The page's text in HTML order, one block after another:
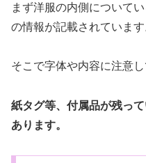
まず洋服の内側について
の情報が記載されています
そこで字体や内容に注意
紙タグ等、付属品が残っ
あります。